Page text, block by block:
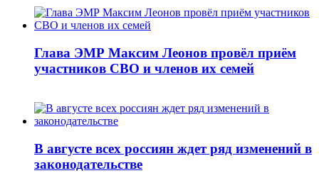
Глава ЭМР Максим Леонов провёл приём
участников СВО и членов их семей
В августе всех россиян ждет ряд изменений в
законодательстве